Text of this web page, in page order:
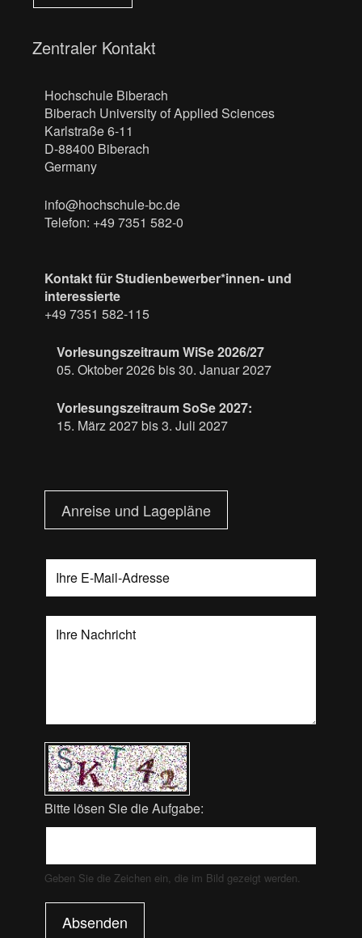
Zentraler Kontakt
Hochschule Biberach
Biberach University of Applied Sciences
Karlstraße 6-11
D-88400 Biberach
Germany
info@hochschule-bc.de
Telefon: +49 7351 582-0
Kontakt für Studienbewerber*innen- und
interessierte
+49 7351 582-115
Vorlesungszeitraum WiSe 2026/27
05. Oktober 2026 bis 30. Januar 2027
Vorlesungszeitraum SoSe 2027:
15. März 2027 bis 3. Juli 2027
Anreise und Lagepläne
Bitte lösen Sie die Aufgabe:
Geben Sie die Zeichen ein, die im Bild gezeigt werden.
Absenden